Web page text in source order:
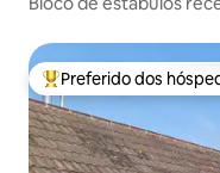
Entre os melhores
Preferido dos